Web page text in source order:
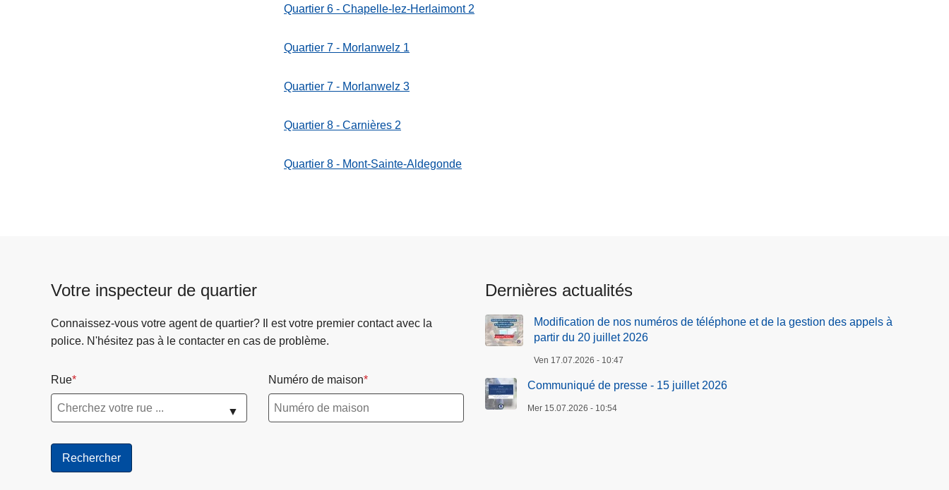
Quartier 6 - Chapelle-lez-Herlaimont 2
Quartier 7 - Morlanwelz 1
Quartier 7 - Morlanwelz 3
Quartier 8 - Carnières 2
Quartier 8 - Mont-Sainte-Aldegonde
Votre inspecteur de quartier
Connaissez-vous votre agent de quartier? Il est votre premier contact avec la
police. N'hésitez pas à le contacter en cas de problème.
Rue
▼
Numéro de maison
Dernières actualités
Modification de nos numéros de téléphone et de la gestion des appels à
partir du 20 juillet 2026
Ven 17.07.2026 - 10:47
Communiqué de presse - 15 juillet 2026
Mer 15.07.2026 - 10:54